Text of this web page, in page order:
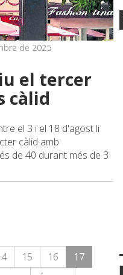
de 2025
el tercer
càlid
el 3 i el 18 d'agost li
càlid amb
de 40 durant més de 3
15 16
17